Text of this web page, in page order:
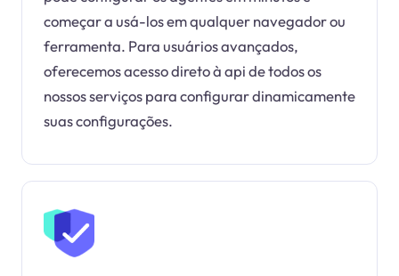
começar a usá-los em qualquer navegador ou
ferramenta. Para usuários avançados,
oferecemos acesso direto à api de todos os
nossos serviços para configurar dinamicamente
suas configurações.